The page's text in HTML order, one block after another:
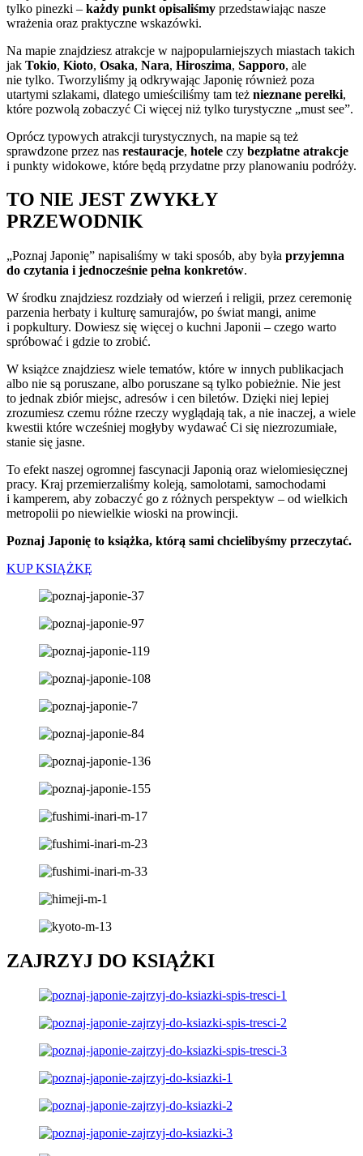
tylko pinezki – każdy punkt opisaliśmy przedstawiając nasze
wrażenia oraz praktyczne wskazówki.
Na mapie znajdziesz atrakcje w najpopularniejszych miastach takich
jak Tokio, Kioto, Osaka, Nara, Hiroszima, Sapporo, ale
nie tylko. Tworzyliśmy ją odkrywając Japonię również poza
utartymi szlakami, dlatego umieściliśmy tam też nieznane perełki,
które pozwolą zobaczyć Ci więcej niż tylko turystyczne „must see”.
Oprócz typowych atrakcji turystycznych, na mapie są też
sprawdzone przez nas restauracje, hotele czy bezpłatne atrakcje
i punkty widokowe, które będą przydatne przy planowaniu podróży.
TO NIE JEST ZWYKŁY
PRZEWODNIK
„Poznaj Japonię” napisaliśmy w taki sposób, aby była przyjemna
do czytania i jednocześnie pełna konkretów.
W środku znajdziesz rozdziały od wierzeń i religii, przez ceremonię
parzenia herbaty i kulturę samurajów, po świat mangi, anime
i popkultury. Dowiesz się więcej o kuchni Japonii – czego warto
spróbować i gdzie to zrobić.
W książce znajdziesz wiele tematów, które w innych publikacjach
albo nie są poruszane, albo poruszane są tylko pobieżnie. Nie jest
to jednak zbiór miejsc, adresów i cen biletów. Dzięki niej lepiej
zrozumiesz czemu różne rzeczy wyglądają tak, a nie inaczej, a wiele
kwestii które wcześniej mogłyby wydawać Ci się niezrozumiałe,
stanie się jasne.
To efekt naszej ogromnej fascynacji Japonią oraz wielomiesięcznej
pracy. Kraj przemierzaliśmy koleją, samolotami, samochodami
i kamperem, aby zobaczyć go z różnych perspektyw – od wielkich
metropolii po niewielkie wioski na prowincji.
Poznaj Japonię to książka, którą sami chcielibyśmy przeczytać.
KUP KSIĄŻKĘ
ZAJRZYJ DO KSIĄŻKI